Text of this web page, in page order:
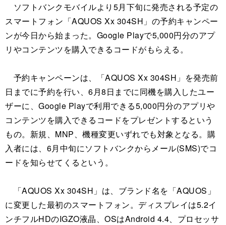
ソフトバンクモバイルより5月下旬に発売される予定の
スマートフォン「AQUOS Xx 304SH」の予約キャンペー
ンが今日から始まった。Google Playで5,000円分のアプ
リやコンテンツを購入できるコードがもらえる。
予約キャンペーンは、「AQUOS Xx 304SH」を発売前
日までに予約を行い、6月8日までに同機を購入したユー
ザーに、Google Playで利用できる5,000円分のアプリや
コンテンツを購入できるコードをプレゼントするという
もの。新規、MNP、機種変更いずれでも対象となる。購
入者には、6月中旬にソフトバンクからメール(SMS)でコ
ードを知らせてくるという。
「AQUOS Xx 304SH」は、ブランド名を「AQUOS」
に変更した最初のスマートフォン。ディスプレイは5.2イ
ンチフルHDのIGZO液晶、OSはAndroid 4.4、プロセッサ